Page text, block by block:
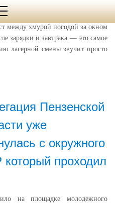
между хмурой погодой за окном
зарядки и завтрака — это самое
лагерной смены звучит просто
Пензенской
уже
с окружного
проходил
на площадке молодежного